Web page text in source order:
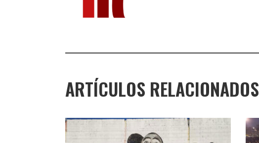
ARTÍCULOS RELACIONADOS